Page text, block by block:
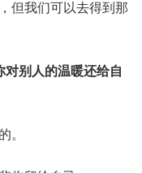
但我们可以去得到那
别人的温暖还给自
。